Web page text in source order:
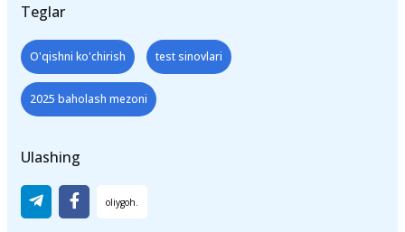
Teglar
O'qishni ko'chirish
2025 baholash mezoni
Ulashing